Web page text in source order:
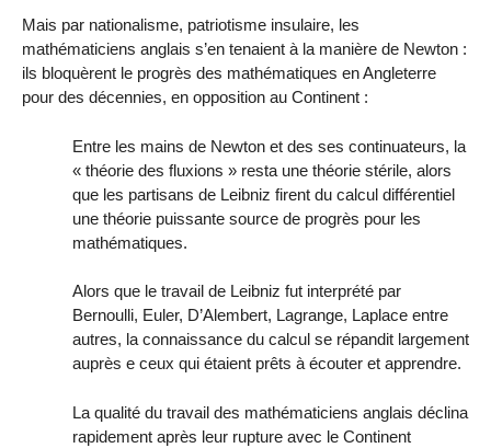
Mais par nationalisme, patriotisme insulaire, les
mathématiciens anglais s’en tenaient à la manière de Newton :
ils bloquèrent le progrès des mathématiques en Angleterre
pour des décennies, en opposition au Continent :
Entre les mains de Newton et des ses continuateurs, la
« théorie des fluxions » resta une théorie stérile, alors
que les partisans de Leibniz firent du calcul différentiel
une théorie puissante source de progrès pour les
mathématiques.
Alors que le travail de Leibniz fut interprété par
Bernoulli, Euler, D’Alembert, Lagrange, Laplace entre
autres, la connaissance du calcul se répandit largement
auprès e ceux qui étaient prêts à écouter et apprendre.
La qualité du travail des mathématiciens anglais déclina
rapidement après leur rupture avec le Continent